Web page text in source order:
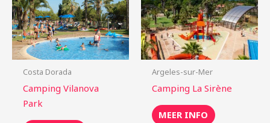
Costa Dorada
Camping Vilanova
Park
Argeles-sur-Mer
Camping La Sirène
MEER INFO